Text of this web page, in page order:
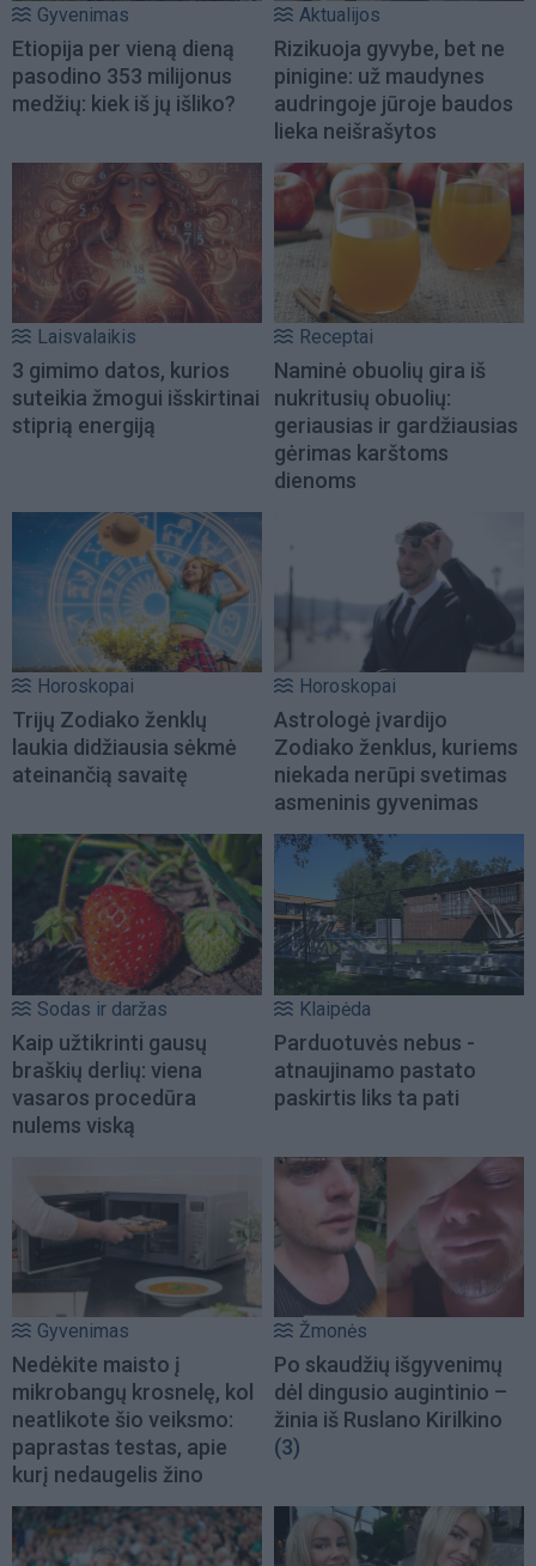
Gyvenimas
Etiopija per vieną dieną
pasodino 353 milijonus
medžių: kiek iš jų išliko?
Aktualijos
Rizikuoja gyvybe, bet ne
pinigine: už maudynes
audringoje jūroje baudos
lieka neišrašytos
Laisvalaikis
3 gimimo datos, kurios
suteikia žmogui išskirtinai
stiprią energiją
Receptai
Naminė obuolių gira iš
nukritusių obuolių:
geriausias ir gardžiausias
gėrimas karštoms
dienoms
Horoskopai
Trijų Zodiako ženklų
laukia didžiausia sėkmė
ateinančią savaitę
Horoskopai
Astrologė įvardijo
Zodiako ženklus, kuriems
niekada nerūpi svetimas
asmeninis gyvenimas
Sodas ir daržas
Kaip užtikrinti gausų
braškių derlių: viena
vasaros procedūra
nulems viską
Klaipėda
Parduotuvės nebus -
atnaujinamo pastato
paskirtis liks ta pati
Gyvenimas
Nedėkite maisto į
mikrobangų krosnelę, kol
neatlikote šio veiksmo:
paprastas testas, apie
kurį nedaugelis žino
Žmonės
Po skaudžių išgyvenimų
dėl dingusio augintinio –
žinia iš Ruslano Kirilkino
(3)